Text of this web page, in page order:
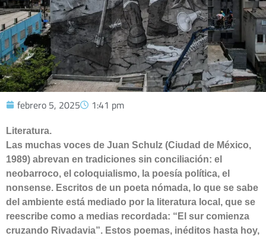
febrero 5, 2025 1:41 pm
Literatura.
Las muchas voces de Juan Schulz (Ciudad de México,
1989) abrevan en tradiciones sin conciliación: el
neobarroco, el coloquialismo, la poesía política, el
nonsense. Escritos de un poeta nómada, lo que se sabe
del ambiente está mediado por la literatura local, que se
reescribe como a medias recordada: “El sur comienza
cruzando Rivadavia”. Estos poemas, inéditos hasta hoy,